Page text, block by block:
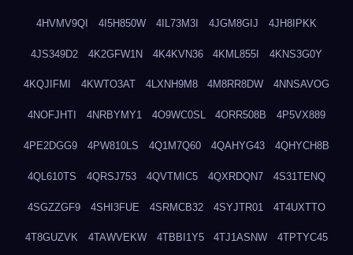
4HVMV9QI 4I5H850W 4IL73M3I 4JGM8GIJ 4JH8IPKK
4JS349D2 4K2GFW1N 4K4KVN36 4KML855I 4KNS3G0Y
4KQJIFMI 4KWTO3AT 4LXNH9M8 4M8RR8DW 4NNSAVOG
4NOFJHTI 4NRBYMY1 4O9WC0SL 4ORR508B 4P5VX889
4PE2DGG9 4PW810LS 4Q1M7Q60 4QAHYG43 4QHYCH8B
4QL610TS 4QRSJ753 4QVTMIC5 4QXRDQN7 4S31TENQ
4SGZZGF9 4SHI3FUE 4SRMCB32 4SYJTR01 4T4UXTTO
4T8GUZVK 4TAWVEKW 4TBBI1Y5 4TJ1ASNW 4TPTYC45